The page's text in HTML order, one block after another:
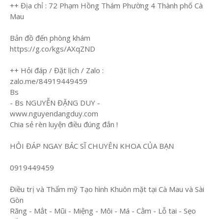
++ Địa chỉ : 72 Phạm Hồng Thám Phường 4 Thành phố Cà
Mau
Bản đồ đến phòng khám
https://g.co/kgs/AXqZND
++ Hỏi đáp / Đặt lịch / Zalo :
zalo.me/84919449459
Bs
- Bs NGUYỄN ĐẶNG DUY -
www.nguyendangduy.com
Chia sẻ rèn luyện điều đúng đắn !
HỎI ĐÁP NGAY BÁC SĨ CHUYÊN KHOA CỦA BẠN
0919449459
Điều trị và Thẩm mỹ Tạo hình Khuôn mặt tại Cà Mau và Sài
Gòn
Răng - Mắt - Mũi - Miệng - Môi - Má - Cằm - Lỗ tai - Sẹo